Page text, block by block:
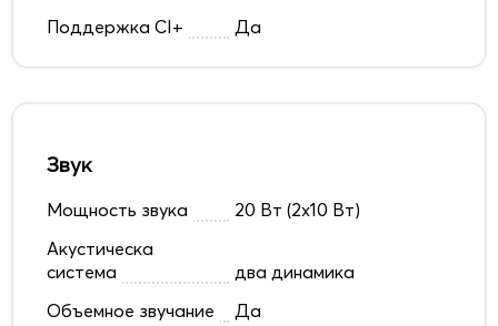
Поддержка CI+
Да
Звук
Мощность звука
20 Вт (2х10 Вт)
Акустическа
система
два динамика
Объемное звучание
Да